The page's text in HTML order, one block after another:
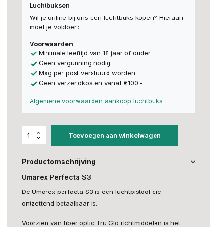
Luchtbuksen
Wil je online bij ons een luchtbuks kopen? Hieraan
moet je voldoen:
Voorwaarden
Minimale leeftijd van 18 jaar of ouder
Geen vergunning nodig
Mag per post verstuurd worden
Geen verzendkosten vanaf €100,-
Algemene voorwaarden aankoop luchtbuks
Toevoegen aan winkelwagen
Productomschrijving
Umarex Perfecta S3
De Umarex perfacta S3 is een luchtpistool die
ontzettend betaalbaar is.
Voorzien van fiber optic Tru Glo richtmiddelen is het